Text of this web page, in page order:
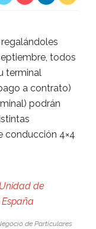
todos
terminal
a contrato)
podrán
conducción 4×4
de Particulares